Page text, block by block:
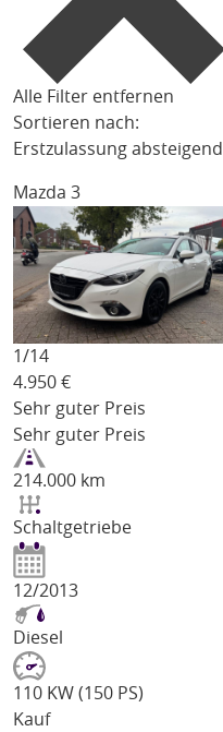
Alle Filter entfernen
Sortieren nach:
Erstzulassung absteigend
Mazda 3
1/14
4.950 €
Sehr guter Preis
Sehr guter Preis
214.000 km
Schaltgetriebe
12/2013
Diesel
110 KW (150 PS)
Kauf